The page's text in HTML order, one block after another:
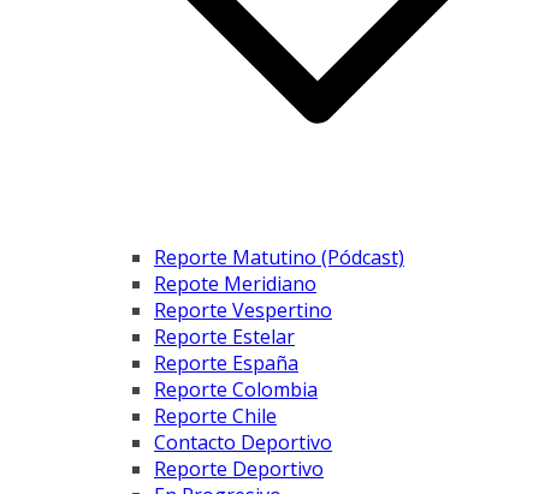
Reporte Matutino (Pódcast)
Repote Meridiano
Reporte Vespertino
Reporte Estelar
Reporte España
Reporte Colombia
Reporte Chile
Contacto Deportivo
Reporte Deportivo